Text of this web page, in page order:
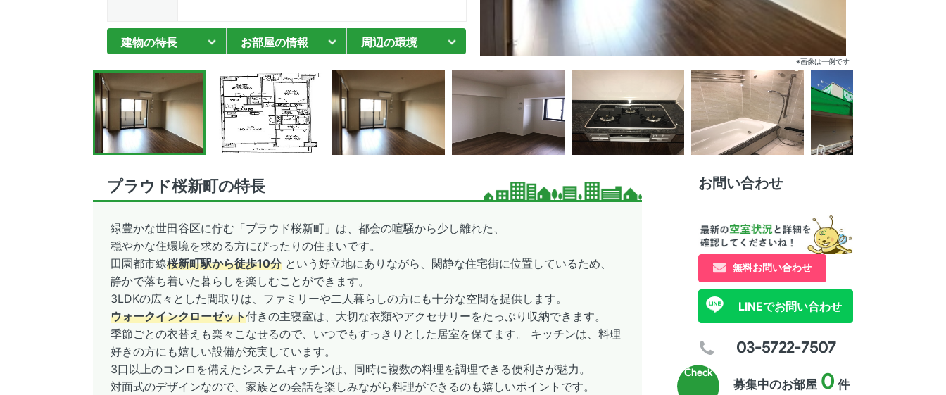
建物の特長 お部屋の情報 周辺の環境
※画像は一例です
プラウド桜新町の特長
緑豊かな世田谷区に佇む「プラウド桜新町」は、都会の喧騒から少し離れた、
穏やかな住環境を求める方にぴったりの住まいです。
田園都市線桜新町駅から徒歩10分という好立地にありながら、閑静な住宅街に位置しているため、
静かで落ち着いた暮らしを楽しむことができます。
3LDKの広々とした間取りは、ファミリーや二人暮らしの方にも十分な空間を提供します。
ウォークインクローゼット付きの主寝室は、大切な衣類やアクセサリーをたっぷり収納できます。
季節ごとの衣替えも楽々こなせるので、いつでもすっきりとした居室を保てます。 キッチンは、料理
好きの方にも嬉しい設備が充実しています。
3口以上のコンロを備えたシステムキッチンは、同時に複数の料理を調理できる便利さが魅力。
対面式のデザインなので、家族との会話を楽しみながら料理ができるのも嬉しいポイントです。
お問い合わせ
無料お問い合わせ
LINEでお問い合わせ
03-5722-7507
募集中のお部屋 0 件